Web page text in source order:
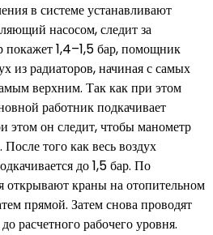
в системе устанавливают
насосом, следит за
покажет 1,4–1,5 бар, помощник
из радиаторов, начиная с самых
верхним. Так как при этом
работник подкачивает
этом он следит, чтобы манометр
того как весь воздух
до 1,5 бар. По
открывают краны на отопительном
прямой. Затем снова проводят
расчетного рабочего уровня.